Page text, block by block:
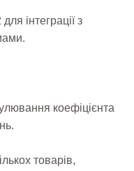
інтеграції з
коефіцієнта
товарів,